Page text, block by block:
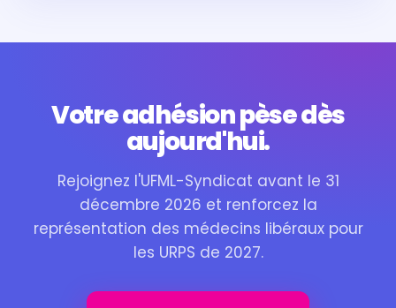
Votre adhésion pèse dès
aujourd'hui.
Rejoignez l'UFML-Syndicat avant le 31
décembre 2026 et renforcez la
représentation des médecins libéraux pour
les URPS de 2027.